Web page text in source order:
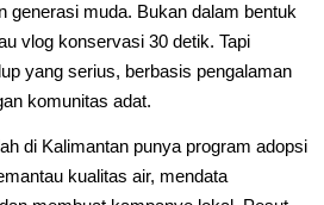
generasi muda. Bukan dalam bentuk
vlog konservasi 30 detik. Tapi
yang serius, berbasis pengalaman
komunitas adat.
di Kalimantan punya program adopsi
kualitas air, mendata